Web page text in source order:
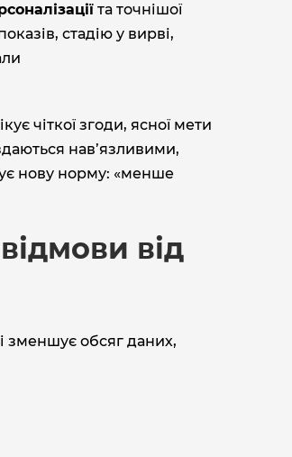
та точнішої
стадію у вирві,
чіткої згоди, ясної мети
нав’язливими,
нову норму: «менше
від
зменшує обсяг даних,